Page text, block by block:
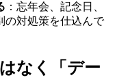
：忘年会、記念日、
の対処策を仕込んで
なく「デー